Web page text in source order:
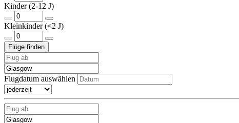
Kinder (2-12 J)
Kleinkinder (<2 J)
Flugdatum auswählen